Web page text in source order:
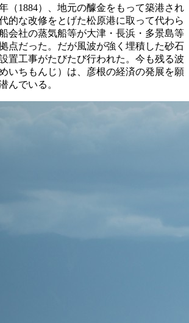
（1884）、地元の醵金をもって築港され
的な改修をとげた松原港に取って代わら
会社の蒸気船等が大津・長浜・多景島等
点だった。だが風波が強く埋積した砂石
置工事がたびたび行われた。今も残る波
いちもんじ）は、彦根の経済の発展を願
んでいる。